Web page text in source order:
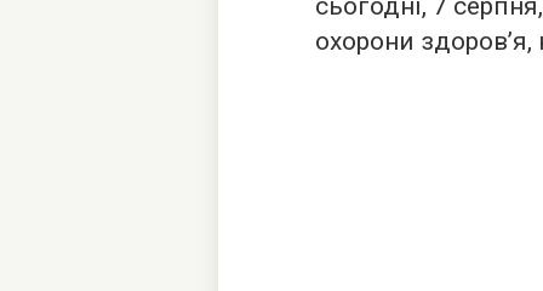
сьогодні, 7
охорони здоров’я,